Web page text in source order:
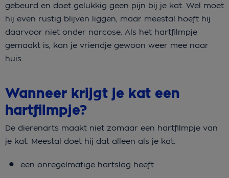
gebeurd en doet gelukkig geen pijn bij je kat. Wel moet
hij even rustig blijven liggen, maar meestal hoeft hij
daarvoor niet onder narcose. Als het hartfilmpje
gemaakt is, kan je vriendje gewoon weer mee naar
huis.
Wanneer krijgt je kat een
hartfilmpje?
De dierenarts maakt niet zomaar een hartfilmpje van
je kat. Meestal doet hij dat alleen als je kat:
een onregelmatige hartslag heeft